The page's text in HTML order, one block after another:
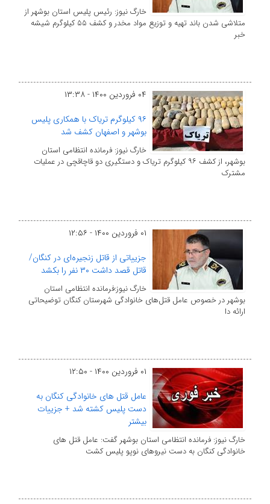
خارگ نیوز: رئیس پلیس استان بوشهر از
متلاشی شدن باند تهیه و توزیع مواد مخدر و کشف ۵۵ کیلوگرم شیشه
خبر
۰۴ فروردین ۱۴۰۰ - ۱۳:۳۸
۹۶ کیلوگرم تریاک با همکاری پلیس
بوشهر و اصفهان کشف شد
خارگ نیوز: فرمانده انتظامی استان
بوشهر، از کشف ۹۶ کیلوگرم تریاک و دستگیری دو قاچاقچی در عملیات
مشترک
۰۱ فروردین ۱۴۰۰ - ۱۲:۵۶
جزییاتی از قاتل زنجیره‌ای در کنگان/
قاتل قصد داشت ۳۰ نفر را بکشد
خارگ نیوز:‌فرمانده انتظامی استان
بوشهر در خصوص عامل قتل‌های خانوادگی شهرستان کنگان توضیحاتی
ارائه دا
۰۱ فروردین ۱۴۰۰ - ۱۲:۵۰
عامل قتل های خانوادگی کنگان به
دست پلیس کشته شد + جزییات
بیشتر
خارگ نیوز: فرمانده انتظامی استان بوشهر گفت: عامل قتل های
خانوادگی کنگان به دست نیروهای نوپو پلیس کشت